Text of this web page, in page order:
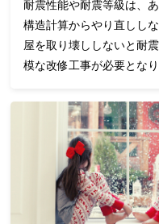
耐震性能や耐震等級は、
構造計算からやり直しし
屋を取り壊ししないと耐
模な改修工事が必要となり